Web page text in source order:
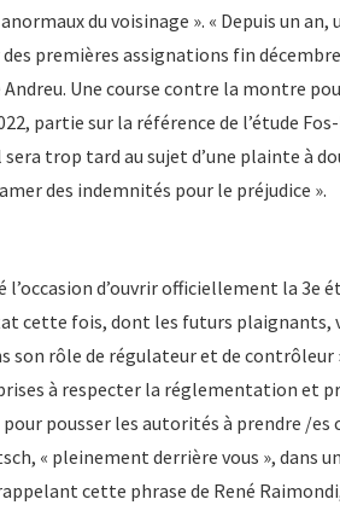
du voisinage ». « Depuis un
des premières assignations fin
Une course contre la montre
partie sur la référence de l’étude
sera trop tard au sujet d’une plainte à
des indemnités pour le préjudice ».
d’ouvrir officiellement la 3e
cette fois, dont les futurs plaignants,
son rôle de régulateur et de contrôleur
à respecter la réglementation et
pousser les autorités à prendre /
« pleinement derrière vous »,
cette phrase de René